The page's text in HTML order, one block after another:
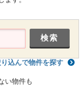
込んで物件を探す
い物件も